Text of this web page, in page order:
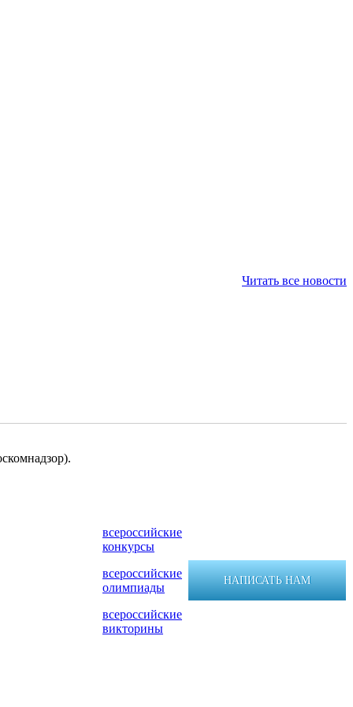
Читать все новости
всероссийские
конкурсы
всероссийские
олимпиады
всероссийские
викторины
НАПИСАТЬ НАМ